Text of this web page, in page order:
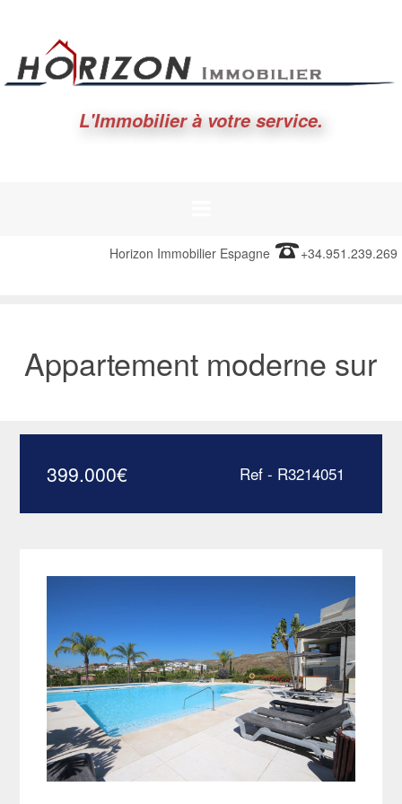
L'Immobilier à votre service.
Horizon Immobilier Espagne +34.951.239.269
Appartement moderne sur
399.000€ Ref - R3214051